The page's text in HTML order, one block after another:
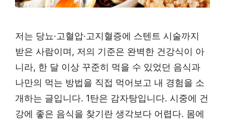
저는 당뇨·고혈압·고지혈증에 스텐트 시술까지
받은 사람이며, 저의 기준은 완벽한 건강식이 아
니라, 한 달 이상 꾸준히 먹을 수 있었던 음식과
나만의 먹는 방법을 직접 먹어보고 내 경험을 소
개하는 글입니다. 1탄은 감자탕입니다. 시중에 건
강에 좋은 음식을 찾기란 생각보다 어렵다. 몸에